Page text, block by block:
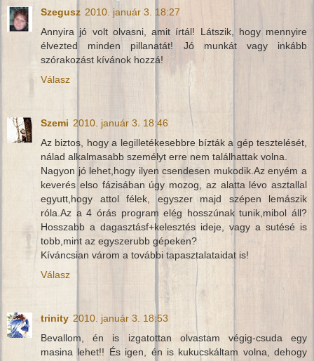
Szegusz 2010. január 3. 18:27
Annyira jó volt olvasni, amit írtál! Látszik, hogy mennyire
élvezted minden pillanatát! Jó munkát vagy inkább
szórakozást kívánok hozzá!
Válasz
Szemi 2010. január 3. 18:46
Az biztos, hogy a legilletékesebbre bízták a gép tesztelését,
nálad alkalmasabb személyt erre nem találhattak volna.
Nagyon jó lehet,hogy ilyen csendesen mukodik.Az enyém a
keverés elso fázisában úgy mozog, az alatta lévo asztallal
egyutt,hogy attol félek, egyszer majd szépen lemászik
róla.Az a 4 órás program elég hosszúnak tunik,mibol áll?
Hosszabb a dagasztásf+kelesztés ideje, vagy a sutésé is
tobb,mint az egyszerubb gépeken?
Kíváncsian várom a további tapasztalataidat is!
Válasz
trinity 2010. január 3. 18:53
Bevallom, én is izgatottan olvastam végig-csuda egy
masina lehet!! És igen, én is kukucskáltam volna, dehogy